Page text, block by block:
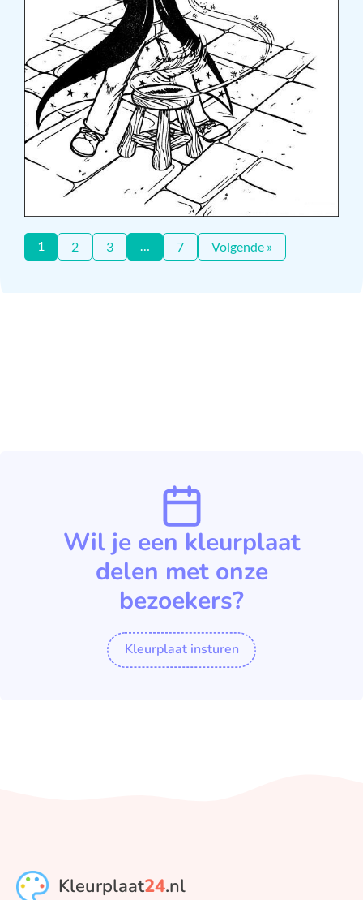
1 2 3 7 Volgende »
Wil je een kleurplaat
delen met onze
bezoekers?
Kleurplaat insturen
Kleurplaat24.nl